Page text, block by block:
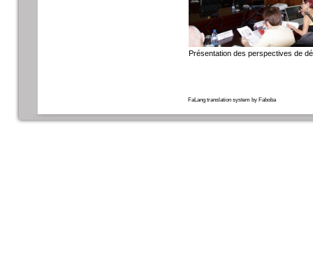
Présentation des perspectives de
FaLang translation system by Faboba